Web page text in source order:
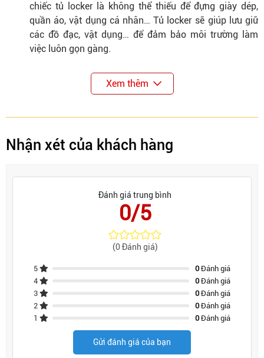
chiếc tủ locker là không thể thiếu để đựng giày dép,
quần áo, vật dụng cá nhân… Tủ locker sẽ giúp lưu giữ
các đồ đạc, vật dụng… để đảm bảo môi trường làm
việc luôn gọn gàng.
Xem thêm
Nhận xét của khách hàng
Đánh giá trung bình
0/5
(0 Đánh giá)
5 0Đánh giá
4
0Đánh giá
3
0Đánh giá
2
0Đánh giá
1
0Đánh giá
Gửi đánh giá của bạn